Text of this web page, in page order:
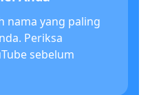
nama yang paling
Periksa
sebelum